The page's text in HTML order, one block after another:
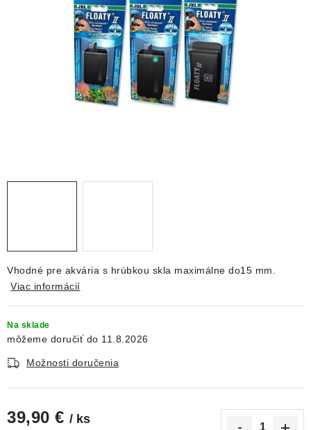
KRMIVÁ A VITAMÍNY
Vhodné pre akvária s hrúbkou skla maximálne do15 mm.
Viac informácií
Na sklade
11.8.2026
Možnosti doručenia
39,90 € / ks